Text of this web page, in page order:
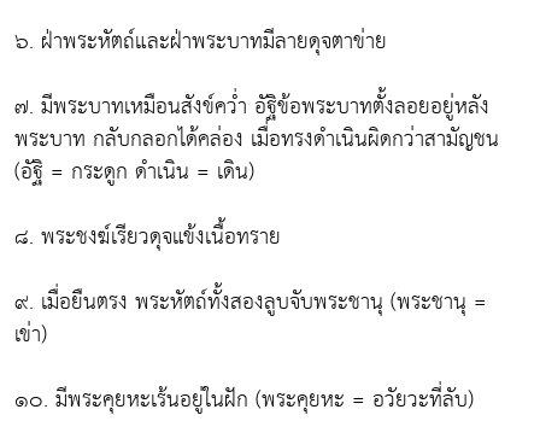
๖. ฝ่าพระหัตถ์และฝ่าพระบาทมีลายดุจตาข่าย
๗. มีพระบาทเหมือนสังข์คว่ำ อัฐิข้อพระบาทตั้งลอยอยู่หลัง
พระบาท กลับกลอกได้คล่อง เมื่อทรงดำเนินผิดกว่าสามัญชน
(อัฐิ = กระดูก ดำเนิน = เดิน)
๘. พระชงฆ์เรียวดุจแข้งเนื้อทราย
๙. เมื่อยืนตรง พระหัตถ์ทั้งสองลูบจับพระชานุ (พระชานุ =
เข่า)
๑๐. มีพระคุยหะเร้นอยู่ในฝัก (พระคุยหะ = อวัยวะที่ลับ)